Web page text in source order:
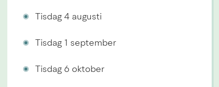
Tisdag 4 augusti
Tisdag 1 september
Tisdag 6 oktober